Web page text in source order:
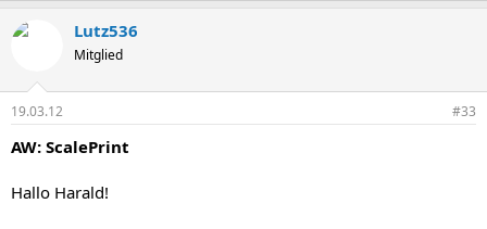
Lutz536
Mitglied
19.03.12 #33
AW: ScalePrint
Hallo Harald!